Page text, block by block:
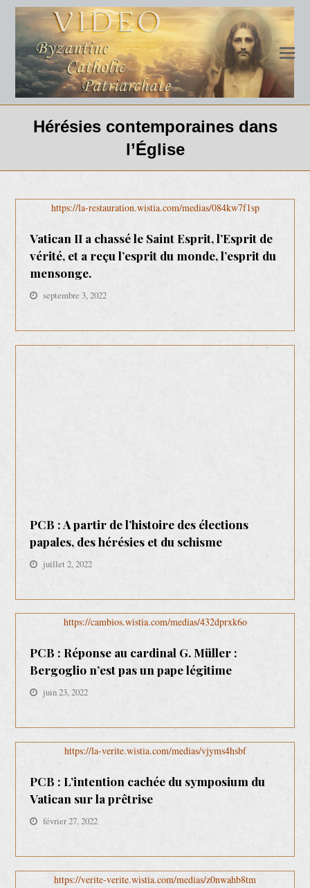
Hérésies contemporaines dans
l’Église
https://la-restauration.wistia.com/medias/084kw7f1sp
Vatican II a chassé le Saint Esprit, l’Esprit de
vérité, et a reçu l’esprit du monde, l’esprit du
mensonge.
septembre 3, 2022
PCB : A partir de l’histoire des élections
papales, des hérésies et du schisme
juillet 2, 2022
https://cambios.wistia.com/medias/432dprxk6o
PCB : Réponse au cardinal G. Müller :
Bergoglio n’est pas un pape légitime
juin 23, 2022
https://la-verite.wistia.com/medias/vjyms4hsbf
PCB : L’intention cachée du symposium du
Vatican sur la prêtrise
février 27, 2022
https://verite-verite.wistia.com/medias/z0nwahb8tm